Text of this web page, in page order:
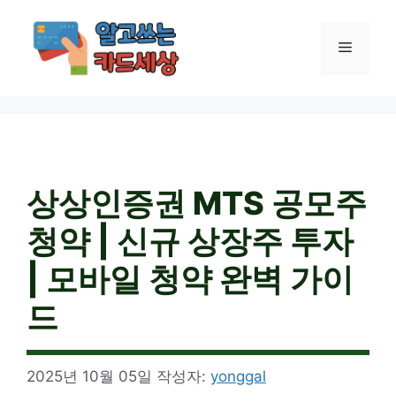
메
상상인증권 MTS 공모주
청약 | 신규 상장주 투자
| 모바일 청약 완벽 가이
드
2025년 10월 05일 작성자: yonggal